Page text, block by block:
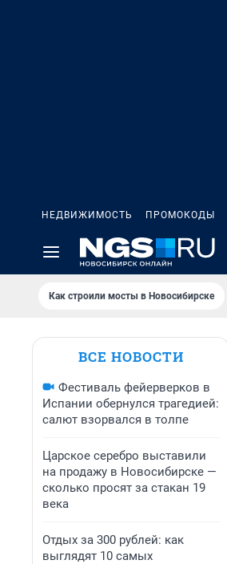
НЕДВИЖИМОСТЬ ПРОМОКОДЫ
Как строили мосты в Новосибирске
ВСЕ НОВОСТИ
Фестиваль фейерверков в
Испании обернулся трагедией:
салют взорвался в толпе
Царское серебро выставили
на продажу в Новосибирске —
сколько просят за стакан 19
века
Отдых за 300 рублей: как
выглядят 10 самых